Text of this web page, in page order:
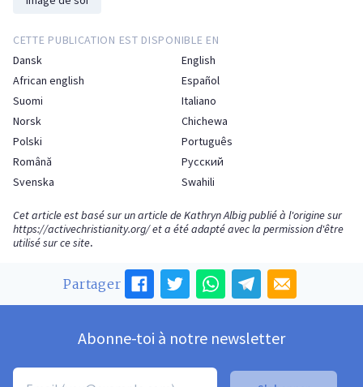
CETTE PUBLICATION EST DISPONIBLE EN
Dansk
English
African english
Español
Suomi
Italiano
Norsk
Chichewa
Polski
Português
Română
Русский
Svenska
Swahili
Cet article est basé sur un article de Kathryn Albig publié à l'origine sur
https://activechristianity.org/et a été adapté avec la permission d'être
utilisé sur ce site.
Partager
Abonne-toi à notre newsletter